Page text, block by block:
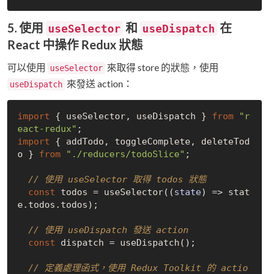
5. 使用 useSelector 和 useDispatch 在
React 中操作 Redux 狀態
可以使用 useSelector 來取得 store 的狀態，使用
useDispatch 來發送 action：
import { useSelector, useDispatch } from
"r
eact-redux"
import { addTodo, toggleComplete, deleteTod
o } from "./reducers/todoSlice" ;
// 使用 useSelector 取得 todos 狀態
const todos = useSelector( (state) => stat
e.todos.todos);
// 使用 useDispatch 發送 action
const dispatch = useDispatch();
// 定義處理函式，使用 Redux Toolkit 的 actio